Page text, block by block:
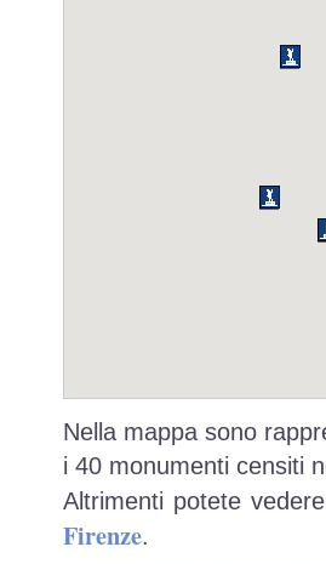
Nella mappa sono
i 40 monumenti censiti
Altrimenti potete
Firenze.